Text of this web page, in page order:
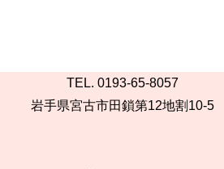
TEL. 0193-65-8057
岩手県宮古市田鎖第12地割10-5